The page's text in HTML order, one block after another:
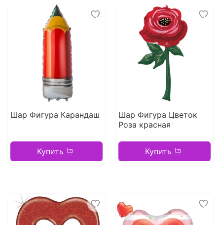
Шар Фигура Карандаш
Купить
Шар Фигура Цветок
Роза красная
Купить